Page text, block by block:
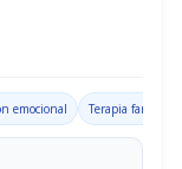
emocional Terapia familiar